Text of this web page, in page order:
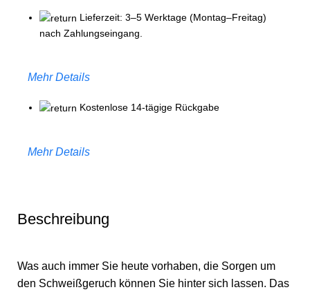
Lieferzeit: 3–5 Werktage (Montag–Freitag)
nach Zahlungseingang.
Mehr Details
Kostenlose 14-tägige Rückgabe
Mehr Details
Beschreibung
Was auch immer Sie heute vorhaben, die Sorgen um
den Schweißgeruch können Sie hinter sich lassen. Das